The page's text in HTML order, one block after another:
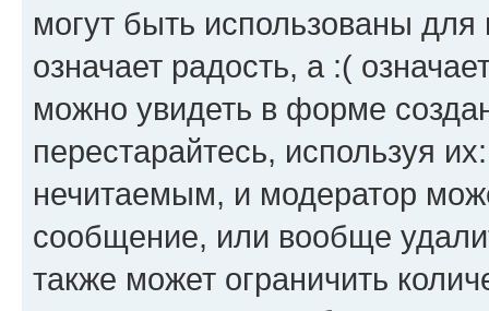
могут быть использованы
означает радость, а :(
можно увидеть в форме
перестарайтесь, используя
нечитаемым, и модератор
сообщение, или вообще
также может ограничить